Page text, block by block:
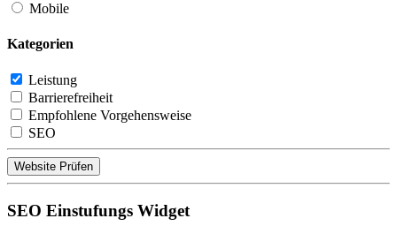
Mobile
Kategorien
Leistung
Barrierefreiheit
Empfohlene Vorgehensweise
SEO
Website Prüfen
SEO Einstufungs Widget